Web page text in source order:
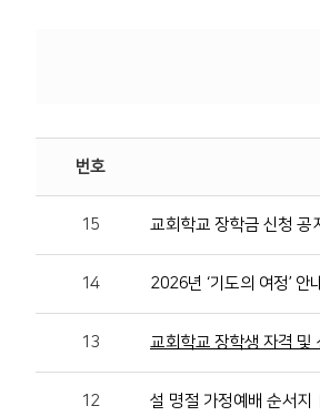
번호
15 교회학교 장학금 신청 공
14 2026년 ‘기도의 여정’ 안
13 교회학교 장학생 자격 및
12 설 명절 가정예배 순서지